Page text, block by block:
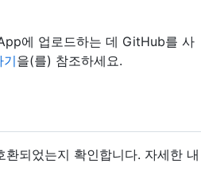
에 업로드하는 데 GitHub를 사
을(를) 참조하세요.
되었는지 확인합니다. 자세한 내